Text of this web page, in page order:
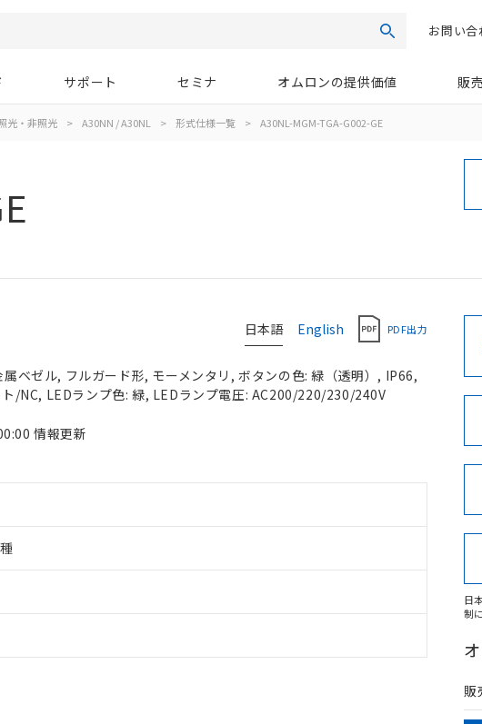
検索お問い合
サポート セミナ オムロンの提供価値 販
光・非照光 > A30NN / A30NL > 形式仕様一覧 > A30NL-MGM-TGA-G002-GE
日本語 English PDF出力
ベゼル, フルガード形, モーメンタリ, ボタンの色: 緑（透明）, IP66,
/NC, LEDランプ色: 緑, LEDランプ電圧: AC200/220/230/240V
情報更新
日
制
販